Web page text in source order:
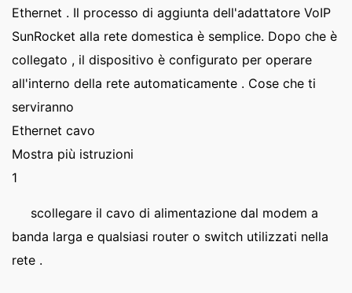
Ethernet . Il processo di aggiunta dell'adattatore VoIP
SunRocket alla rete domestica è semplice. Dopo che è
collegato , il dispositivo è configurato per operare
all'interno della rete automaticamente . Cose che ti
serviranno
Ethernet cavo
Mostra più istruzioni
1
scollegare il cavo di alimentazione dal modem a
banda larga e qualsiasi router o switch utilizzati nella
rete .